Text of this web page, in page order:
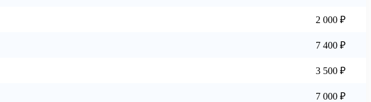
2 000 ₽
7 400 ₽
3 500 ₽
7 000 ₽